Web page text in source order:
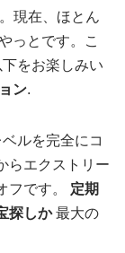
現在、ほとん
っとです。こ
をお楽しみい
ン.
ルを完全にコ
らエクストリー
フです。 定期
探しか最大の